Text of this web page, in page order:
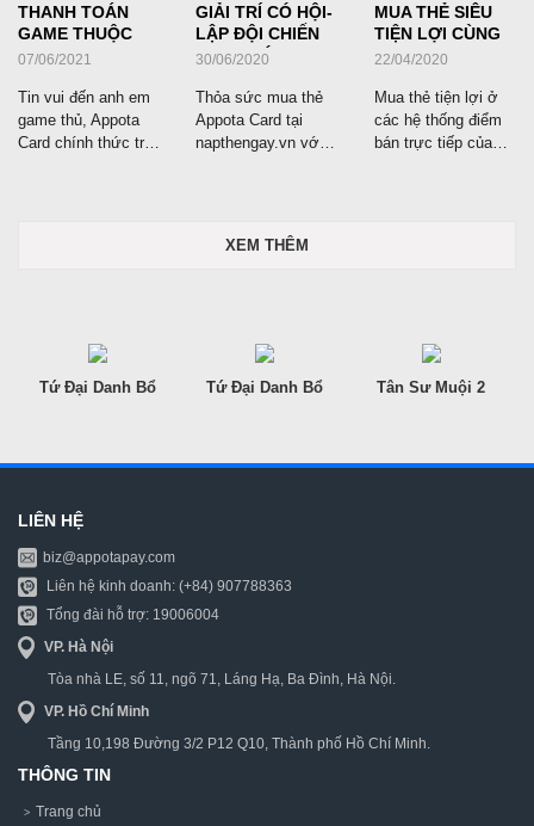
THANH TOÁN
GAME THUỘC
NPH YGAME
07/06/2021
Tin vui đến anh em
game thủ, Appota
Card chính thức trở
GIẢI TRÍ CÓ HỘI-
LẬP ĐỘI CHIẾN
GAME VỚI
30/06/2020
Thỏa sức mua thẻ
Appota Card tại
napthengay.vn với 2
MUA THẺ SIÊU
TIỆN LỢI CÙNG
APPOTA CARD
22/04/2020
Mua thẻ tiện lợi ở
các hệ thống điểm
bán trực tiếp của
XEM THÊM
Tứ Đại Danh Bổ Tứ Đại Danh Bổ Tân Sư Muội 2
LIÊN HỆ
biz@appotapay.com
Liên hệ kinh doanh: (+84) 907788363
Tổng đài hỗ trợ: 19006004
VP. Hà Nội
Tòa nhà LE, số 11, ngõ 71, Láng Hạ, Ba Đình, Hà Nội.
VP. Hồ Chí Minh
Tầng 10,198 Đường 3/2 P12 Q10, Thành phố Hồ Chí Minh.
THÔNG TIN
Trang chủ